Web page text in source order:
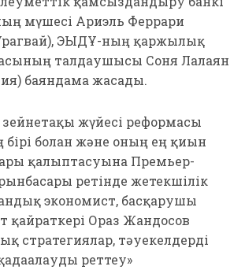
мүшесі Ариэль Феррари
ЭЫДҰ-ның қаржылық
талдаушысы Соня Лалаян
баяндама жасады.
зейнетақы жүйесі реформасы
болған және оның ең қиын
қалыптасуына Премьер-
ретінде жетекшілік
экономист, басқарушы
қайраткері Ораз Жандосов
стратегиялар, тәуекелдерді
реттеу»